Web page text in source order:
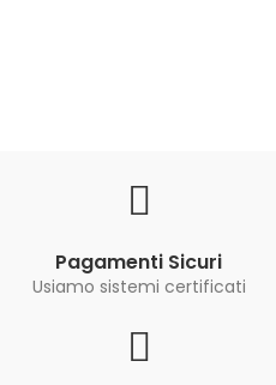
Pagamenti Sicuri
Usiamo sistemi certificati